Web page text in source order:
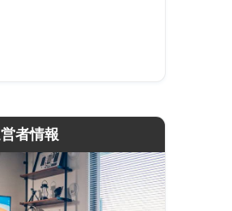
者情報